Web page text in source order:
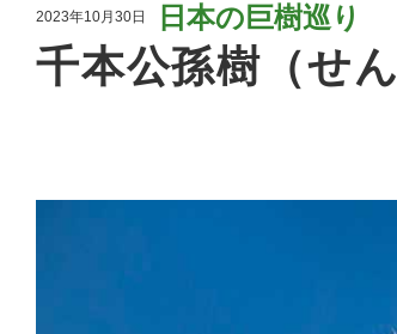
2023年10月30日 日本の巨樹巡り
千本公孫樹（せ